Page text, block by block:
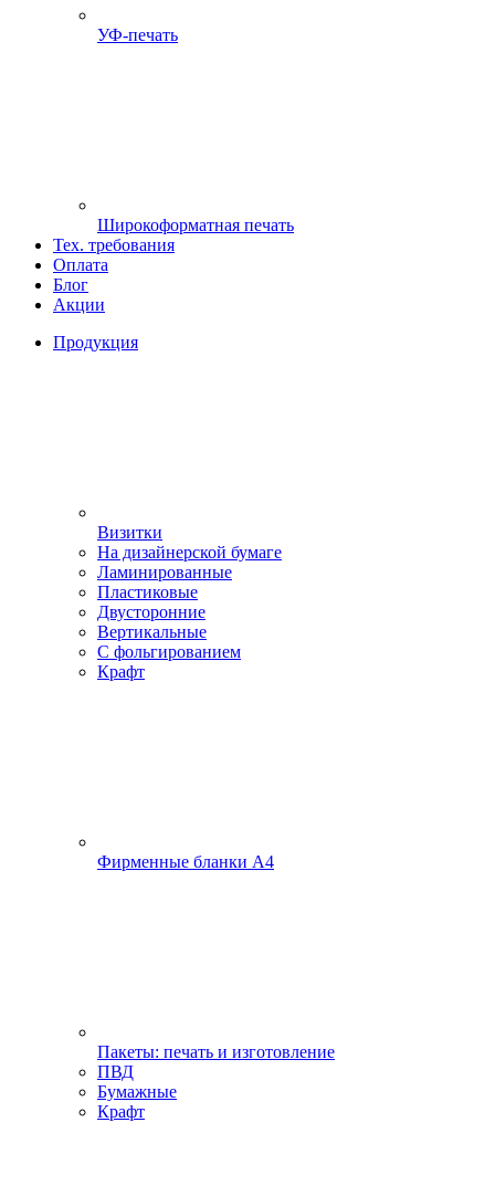
УФ-печать
Широкоформатная печать
Тех. требования
Оплата
Блог
Акции
Продукция
Визитки
На дизайнерской бумаге
Ламинированные
Пластиковые
Двусторонние
Вертикальные
С фольгированием
Крафт
Фирменные бланки А4
Пакеты: печать и изготовление
ПВД
Бумажные
Крафт